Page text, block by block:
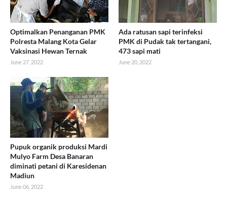
Optimalkan Penanganan PMK
Polresta Malang Kota Gelar
Vaksinasi Hewan Ternak
June 27, 2022
Ada ratusan sapi terinfeksi
PMK di Pudak tak tertangani,
473 sapi mati
June 20, 2022
Pupuk organik produksi Mardi
Mulyo Farm Desa Banaran
diminati petani di Karesidenan
Madiun
June 06, 2022